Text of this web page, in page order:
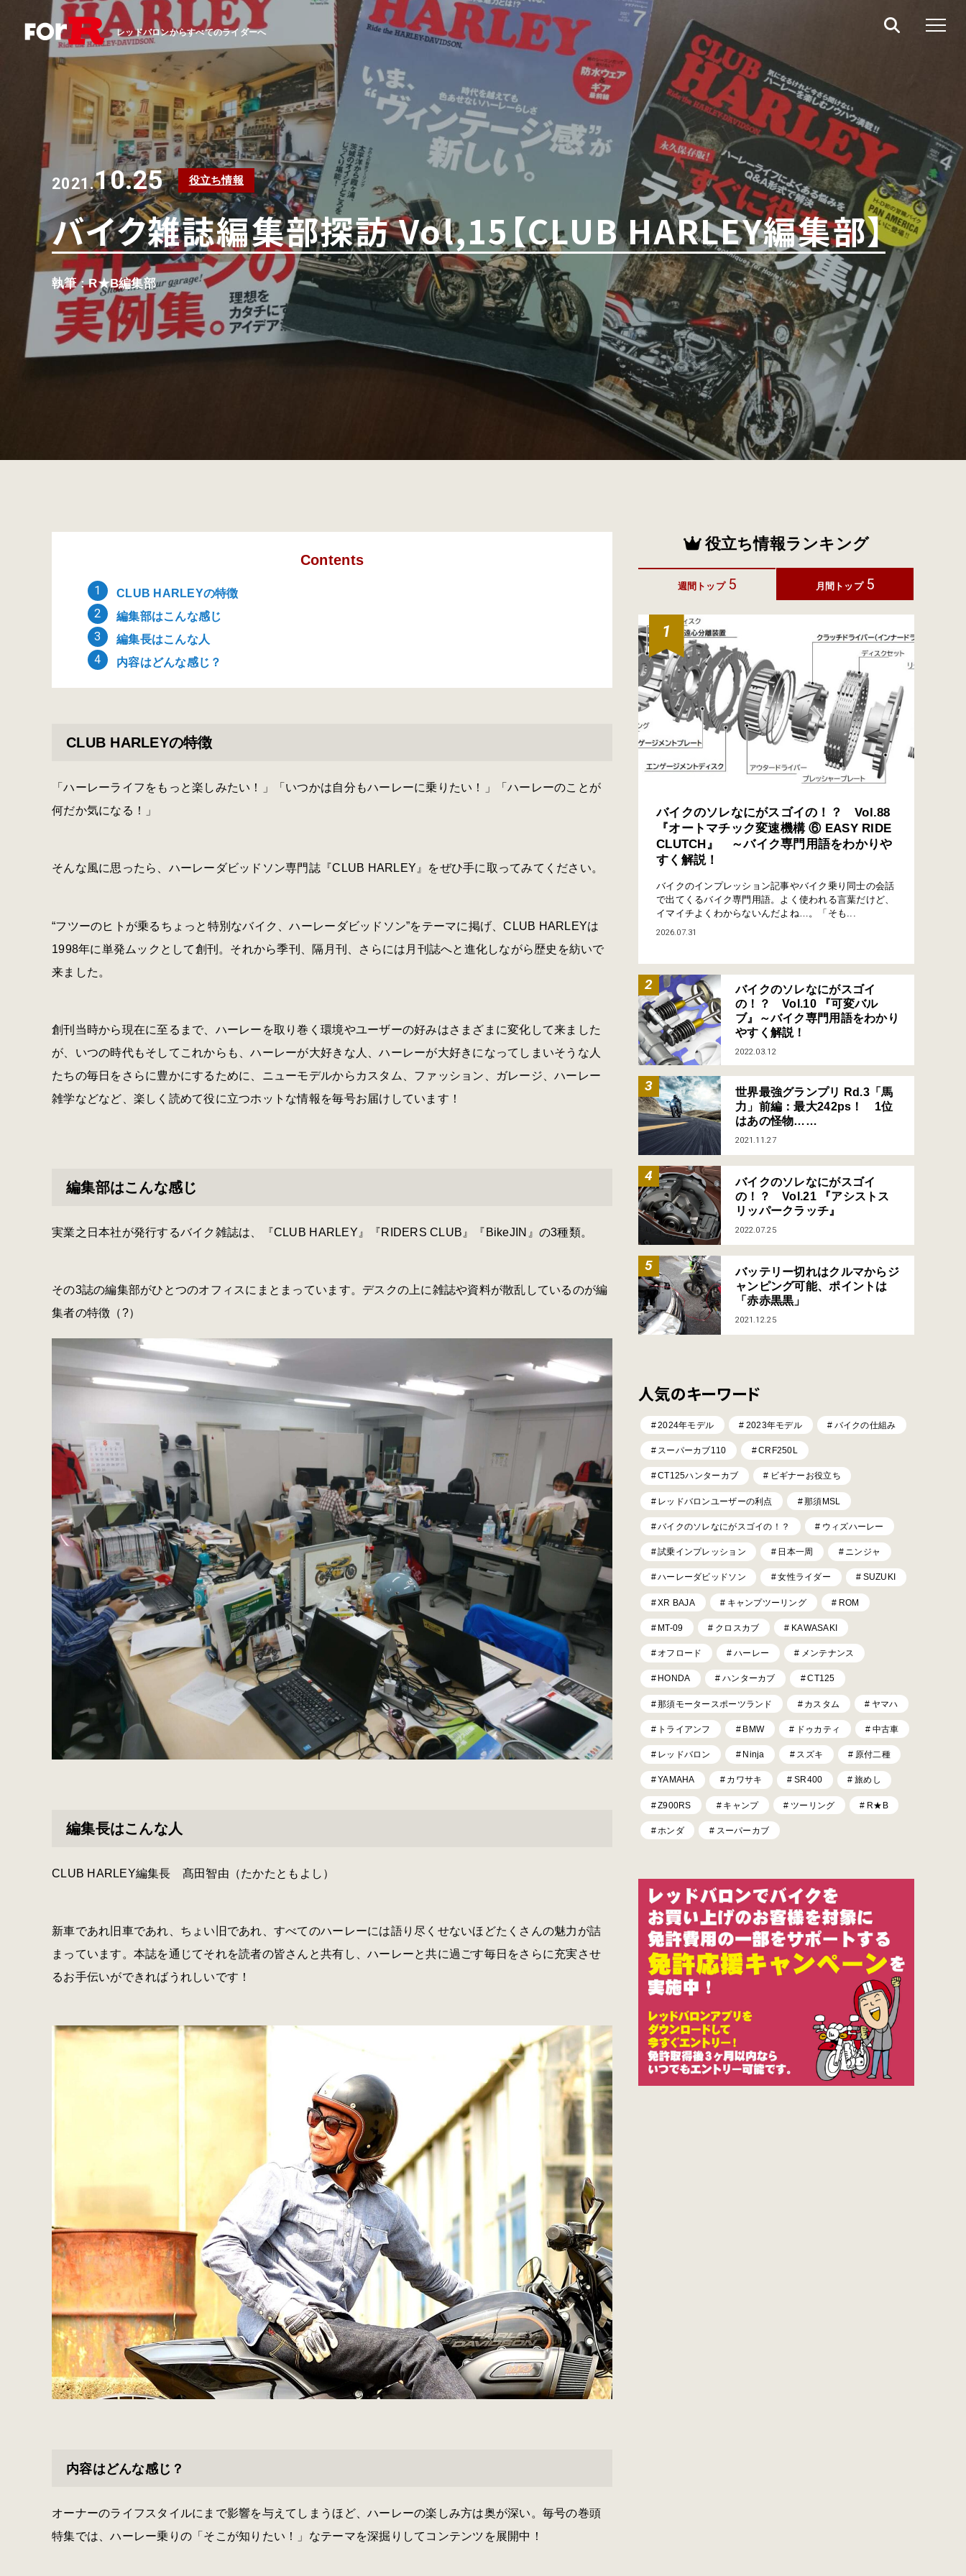
レッドバロンからすべてのライダーへ
2021.10.25 役立ち情報
バイク雑誌編集部探訪 Vol,15【CLUB HARLEY編集部】
執筆 : R★B編集部
Contents
CLUB HARLEYの特徴
編集部はこんな感じ
編集長はこんな人
内容はどんな感じ？
CLUB HARLEYの特徴
「ハーレーライフをもっと楽しみたい！」「いつかは自分もハーレーに乗りたい！」「ハーレーのことが
何だか気になる！」
そんな風に思ったら、ハーレーダビッドソン専門誌『CLUB HARLEY』をぜひ手に取ってみてください。
“フツーのヒトが乗るちょっと特別なバイク、ハーレーダビッドソン”をテーマに掲げ、CLUB HARLEYは
1998年に単発ムックとして創刊。それから季刊、隔月刊、さらには月刊誌へと進化しながら歴史を紡いで
来ました。
創刊当時から現在に至るまで、ハーレーを取り巻く環境やユーザーの好みはさまざまに変化して来ました
が、いつの時代もそしてこれからも、ハーレーが大好きな人、ハーレーが大好きになってしまいそうな人
たちの毎日をさらに豊かにするために、ニューモデルからカスタム、ファッション、ガレージ、ハーレー
雑学などなど、楽しく読めて役に立つホットな情報を毎号お届けしています！
編集部はこんな感じ
実業之日本社が発行するバイク雑誌は、『CLUB HARLEY』『RIDERS CLUB』『BikeJIN』の3種類。
その3誌の編集部がひとつのオフィスにまとまっています。デスクの上に雑誌や資料が散乱しているのが編
集者の特徴（?）
編集長はこんな人
CLUB HARLEY編集長 髙田智由（たかたともよし）
新車であれ旧車であれ、ちょい旧であれ、すべてのハーレーには語り尽くせないほどたくさんの魅力が詰
まっています。本誌を通じてそれを読者の皆さんと共有し、ハーレーと共に過ごす毎日をさらに充実させ
るお手伝いができればうれしいです！
内容はどんな感じ？
オーナーのライフスタイルにまで影響を与えてしまうほど、ハーレーの楽しみ方は奥が深い。毎号の巻頭
特集では、ハーレー乗りの「そこが知りたい！」なテーマを深掘りしてコンテンツを展開中！
役立ち情報ランキング
週間トップ 5 月間トップ 5
バイクのソレなにがスゴイの！？ Vol.88
『オートマチック変速機構 ⑥ EASY RIDE
CLUTCH』 ～バイク専門用語をわかりや
すく解説！
バイクのインプレッション記事やバイク乗り同士の会話
で出てくるバイク専門用語。よく使われる言葉だけど、
イマイチよくわからないんだよね…。「そも...
2026.07.31
バイクのソレなにがスゴイ
の！？ Vol.10 『可変バル
ブ』～バイク専門用語をわかり
やすく解説！
2022.03.12
世界最強グランプリ Rd.3「馬
力」前編：最大242ps！ 1位
はあの怪物……
2021.11.27
バイクのソレなにがスゴイ
の！？ Vol.21 『アシストス
リッパークラッチ』
2022.07.25
バッテリー切れはクルマからジ
ャンピング可能、ポイントは
「赤赤黒黒」
2021.12.25
人気のキーワード
2024年モデル 2023年モデル バイクの仕組み
スーパーカブ110 CRF250L
CT125ハンターカブ ビギナーお役立ち
レッドバロンユーザーの利点 那須MSL
バイクのソレなにがスゴイの！？ ウィズハーレー
試乗インプレッション 日本一周 ニンジャ
ハーレーダビッドソン 女性ライダー SUZUKI
XR BAJA キャンプツーリング ROM
MT-09 クロスカブ KAWASAKI
オフロード ハーレー メンテナンス
HONDA ハンターカブ CT125
那須モータースポーツランド カスタム ヤマハ
トライアンフ BMW ドゥカティ 中古車
レッドバロン Ninja スズキ 原付二種
YAMAHA カワサキ SR400 旅めし
Z900RS キャンプ ツーリング R★B
ホンダ スーパーカブ